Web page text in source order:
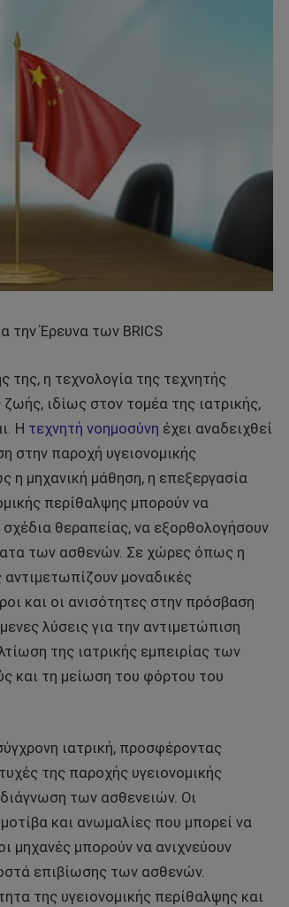
την Έρευνα των BRICS
της, η τεχνολογία της τεχνητής
ιδίως στον τομέα της ιατρικής,
Η τεχνητή νοημοσύνη έχει αναδειχθεί
στην παροχή υγειονομικής
μηχανική μάθηση, η επεξεργασία
περίθαλψης μπορούν να
σχέδια θεραπείας, να εξορθολογήσουν
των ασθενών. Σε χώρες όπως η
αντιμετωπίζουν μοναδικές
και οι ανισότητες στην πρόσβαση
λύσεις για την αντιμετώπιση
της ιατρικής εμπειρίας των
και τη μείωση του φόρτου του
ιατρική, προσφέροντας
της παροχής υγειονομικής
των ασθενειών. Οι
και ανωμαλίες που μπορεί να
μηχανές μπορούν να ανιχνεύουν
επιβίωσης των ασθενών.
της υγειονομικής περίθαλψης και